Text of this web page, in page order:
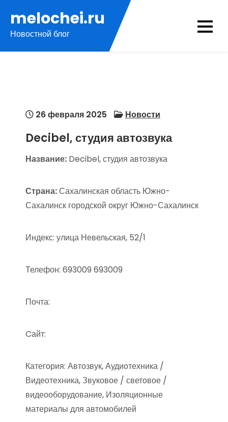
содержимому
melochei.ru
Новостной блог
26 февраля 2025 Новости
Decibel, студия автозвука
Название: Decibel, студия автозвука
Страна:Сахалинская область Южно-
Сахалинск городской округ Южно-Сахалинск
Индекс: улица Невельская, 52/1
Телефон: 693009 693009
Почта:
Cайт:
Категория: Автозвук, Аудиотехника /
Видеотехника, Звуковое / световое /
видеооборудование, Изоляционные
материалы для автомобилей